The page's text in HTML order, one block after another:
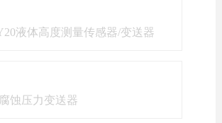
液体高度测量传感器/变送器
蚀压力变送器